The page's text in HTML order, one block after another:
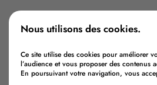
Politique de
Nous utilisons des cookies.
Ce site utilise des cookies pour améliorer
l’audience et vous proposer des contenus
En poursuivant votre navigation, vous